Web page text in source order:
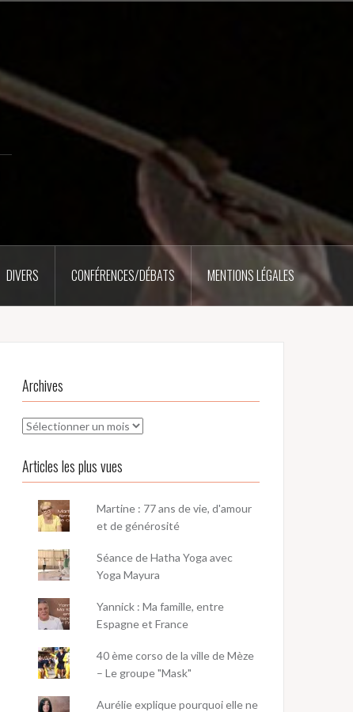
DIVERS CONFÉRENCES/DÉBATS MENTIONS LÉGALES
Archives
Archives
Articles les plus vues
Martine : 77 ans de vie, d'amour
et de générosité
Séance de Hatha Yoga avec
Yoga Mayura
Yannick : Ma famille, entre
Espagne et France
40 ème corso de la ville de Mèze
– Le groupe "Mask"
Aurélie explique pourquoi elle ne